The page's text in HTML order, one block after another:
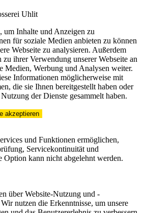
Uhlit
um Inhalte und Anzeigen zu
für soziale Medien anbieten zu können
Webseite zu analysieren. Außerdem
ihrer Verwendung unserer Webseite an
Medien, Werbung und Analysen weiter.
Informationen möglicherweise mit
die sie Ihnen bereitgestellt haben oder
der Dienste gesammelt haben.
akzeptieren
und Funktionen ermöglichen,
Servicekontinuität und
Option kann nicht abgelehnt werden.
über Website-Nutzung und -
nutzen die Erkenntnisse, um unsere